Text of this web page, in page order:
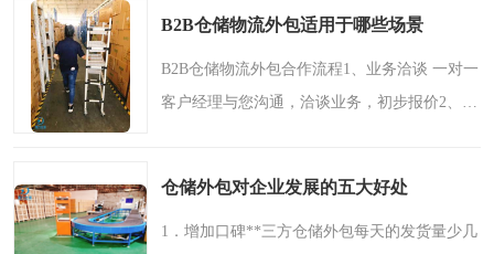
B2B仓储物流外包适用于哪些场景
B2B仓储物流外包合作流程1、业务洽谈 一对一
客户经理与您沟通，洽谈业务，初步报价2、线
求，仓储服务运营..
仓储外包对企业发展的五大好处
1．增加口碑**三方仓储外包每天的发货量少几
上海仓储配送 上海仓库外包
上海仓库代运营 上海托管仓库
上海第三方仓储
上海电商代发货仓库
上海托管仓库